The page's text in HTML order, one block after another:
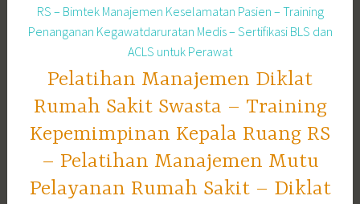
Pelatihan Manajemen Diklat
Rumah Sakit Swasta – Training
Kepemimpinan Kepala Ruang RS
– Pelatihan Manajemen Mutu
Pelayanan Rumah Sakit – Diklat